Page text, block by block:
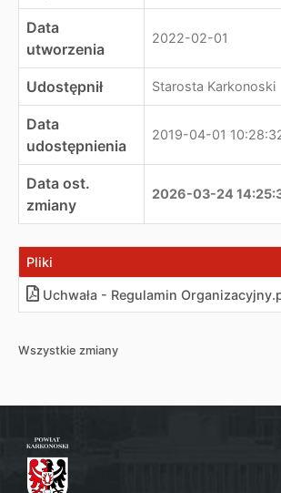
Data
utworzenia
2022-02-01
Udostępnił Starosta Karkonoski
Data
udostępnienia
2019-04-01
Data ost.
zmiany
2026-03-24
Pliki
Uchwała - Regulamin Organizacyjny.
Wszystkie zmiany